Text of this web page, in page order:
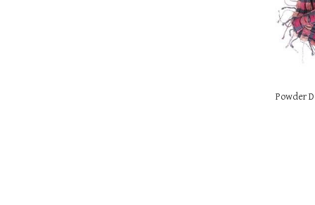
Powder